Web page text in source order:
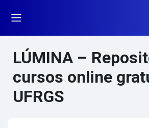
LÚMINA –
cursos online
UFRGS